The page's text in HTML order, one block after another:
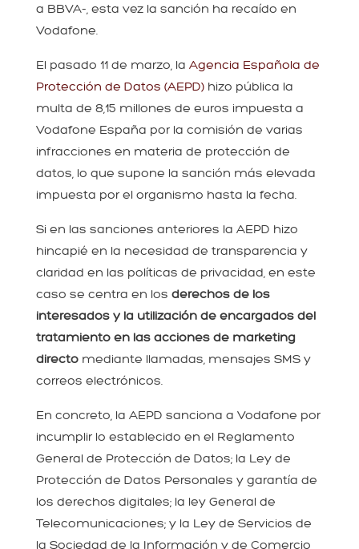
a BBVA-, esta vez la sanción ha recaído en
Vodafone.
El pasado 11 de marzo, la Agencia Española de
Protección de Datos (AEPD)hizo pública la
multa de 8,15 millones de euros impuesta a
Vodafone España por la comisión de varias
infracciones en materia de protección de
datos, lo que supone la sanción más elevada
impuesta por el organismo hasta la fecha.
Si en las sanciones anteriores la AEPD hizo
hincapié en la necesidad de transparencia y
claridad en las políticas de privacidad, en este
caso se centra en los derechos de los
interesados y la utilización de encargados del
tratamiento en las acciones de marketing
directomediante llamadas, mensajes SMS y
correos electrónicos.
En concreto, la AEPD sanciona a Vodafone por
incumplir lo establecido en el Reglamento
General de Protección de Datos; la Ley de
Protección de Datos Personales y garantía de
los derechos digitales; la ley General de
Telecomunicaciones; y la Ley de Servicios de
la Sociedad de la Información y de Comercio